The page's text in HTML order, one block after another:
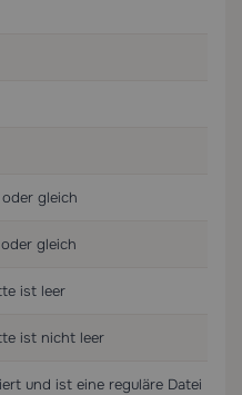
gleich
gleich
ist leer
ist nicht leer
und ist eine reguläre Datei